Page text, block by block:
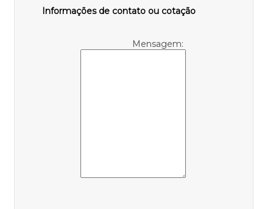
Informações de contato ou cotação
Mensagem: